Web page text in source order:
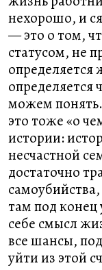
нехорошо, и
— это о том,
статусом, не
определяется
определяется
можем
это тоже «о
истории:
несчастной
достаточно
там под
себе смысл
все шансы,
уйти из этой